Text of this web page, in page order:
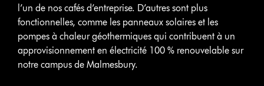
l’un de nos cafés d’entreprise. D’autres sont plus
fonctionnelles, comme les panneaux solaires et les
pompes à chaleur géothermiques qui contribuent à un
approvisionnement en électricité 100 % renouvelable sur
notre campus de Malmesbury.